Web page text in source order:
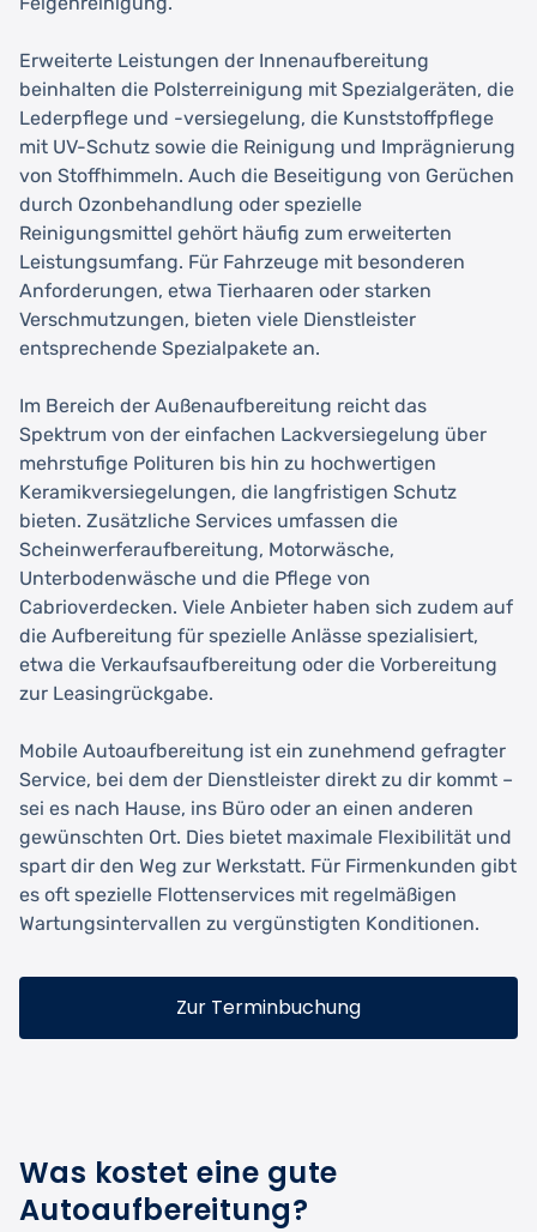
Erweiterte Leistungen der Innenaufbereitung
beinhalten die Polsterreinigung mit Spezialgeräten, die
Lederpflege und -versiegelung, die Kunststoffpflege
mit UV-Schutz sowie die Reinigung und Imprägnierung
von Stoffhimmeln. Auch die Beseitigung von Gerüchen
durch Ozonbehandlung oder spezielle
Reinigungsmittel gehört häufig zum erweiterten
Leistungsumfang. Für Fahrzeuge mit besonderen
Anforderungen, etwa Tierhaaren oder starken
Verschmutzungen, bieten viele Dienstleister
entsprechende Spezialpakete an.
Im Bereich der Außenaufbereitung reicht das
Spektrum von der einfachen Lackversiegelung über
mehrstufige Polituren bis hin zu hochwertigen
Keramikversiegelungen, die langfristigen Schutz
bieten. Zusätzliche Services umfassen die
Scheinwerferaufbereitung, Motorwäsche,
Unterbodenwäsche und die Pflege von
Cabrioverdecken. Viele Anbieter haben sich zudem auf
die Aufbereitung für spezielle Anlässe spezialisiert,
etwa die Verkaufsaufbereitung oder die Vorbereitung
zur Leasingrückgabe.
Mobile Autoaufbereitung ist ein zunehmend gefragter
Service, bei dem der Dienstleister direkt zu dir kommt –
sei es nach Hause, ins Büro oder an einen anderen
gewünschten Ort. Dies bietet maximale Flexibilität und
spart dir den Weg zur Werkstatt. Für Firmenkunden gibt
es oft spezielle Flottenservices mit regelmäßigen
Wartungsintervallen zu vergünstigten Konditionen.
Zur Terminbuchung
Was kostet eine gute
Autoaufbereitung?